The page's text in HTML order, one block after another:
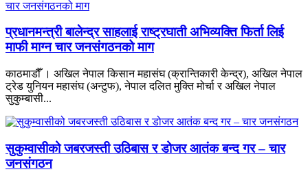
प्रधानमन्त्री बालेन्द्र साहलाई राष्ट्रघाती अभिव्यक्ति फिर्ता लिई
माफी माग्न चार जनसंगठनको माग
काठमाडौँ । अखिल नेपाल किसान महासंघ (क्रान्तिकारी केन्द्र), अखिल नेपाल
ट्रेड युनियन महासंघ (अन्टुफ), नेपाल दलित मुक्ति मोर्चा र अखिल नेपाल
सुकुम्बासी...
सुकुम्वासीको जबरजस्ती उठिबास र डोजर आतंक बन्द गर – चार
जनसंगठन